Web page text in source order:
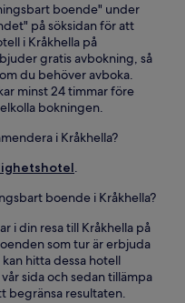
boende" under
på söksidan för att
i Kråkhella på
gratis avbokning, så
du behöver avboka.
minst 24 timmar före
bokningen.
i Kråkhella?
.
boende i Kråkhella?
i din resa till Kråkhella på
som tur är erbjuda
hitta dessa hotell
sida och sedan tillämpa
begränsa resultaten.